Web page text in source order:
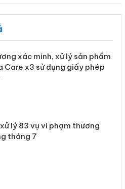
xác minh, xử lý sản phẩm
Care x3 sử dụng giấy phép
lý 83 vụ vi phạm thương
tháng 7